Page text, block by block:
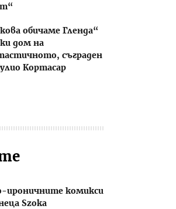
обичаме Гленда“
дом на
съграден
Кортасар
ироничните комикси
Szoka